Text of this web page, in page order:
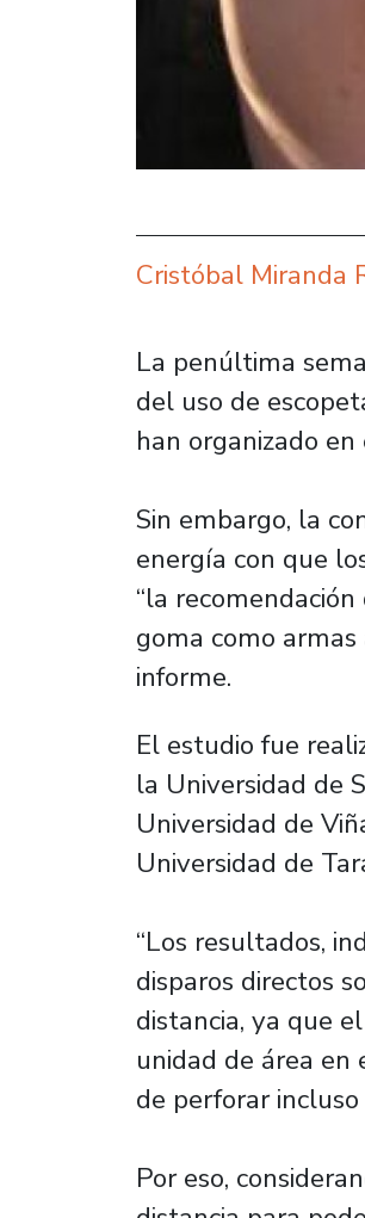
Cristóbal Miranda
La penúltima
del uso de
han organizado
Sin embargo, la
energía con que
“la
goma como
informe.
El estudio fue
la Universidad de
Universidad de
Universidad de
“Los resultados,
disparos directos
distancia, ya que
unidad de área en
de perforar
Por eso,